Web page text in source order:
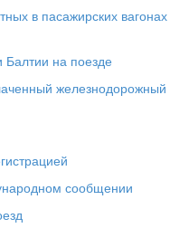
в пасажирских вагонах
на поезде
железнодорожный
сообщении